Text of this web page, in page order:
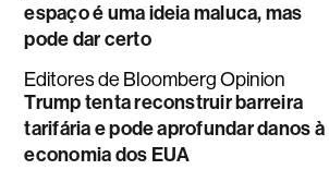
espaço é uma ideia maluca, mas
pode dar certo
Editores de Bloomberg Opinion
Trump tenta reconstruir barreira
tarifária e pode aprofundar danos à
economia dos EUA